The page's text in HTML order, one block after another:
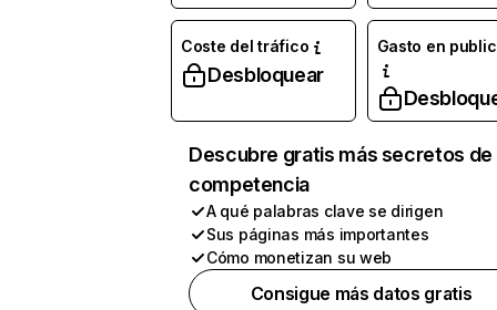
Coste del tráfico
Desbloquear
Gasto en
Descubre gratis más secretos de
competencia
A qué palabras clave se dirigen
Sus páginas más importantes
Cómo monetizan su web
Consigue más datos gratis